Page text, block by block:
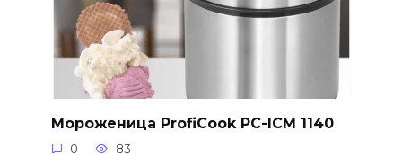
Мороженица ProfiCook PC-ICM 1140
0 83